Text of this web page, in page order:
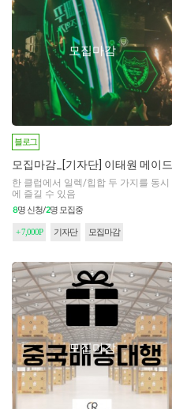
모집마감
블로그
모집마감_[기자단] 이태원 메이드
한 클럽에서 일렉/힙합 두 가지를 동시
에 즐길 수 있음
8명 신청/2명 모집중
+ 7,000P 기자단 모집마감
모집마감